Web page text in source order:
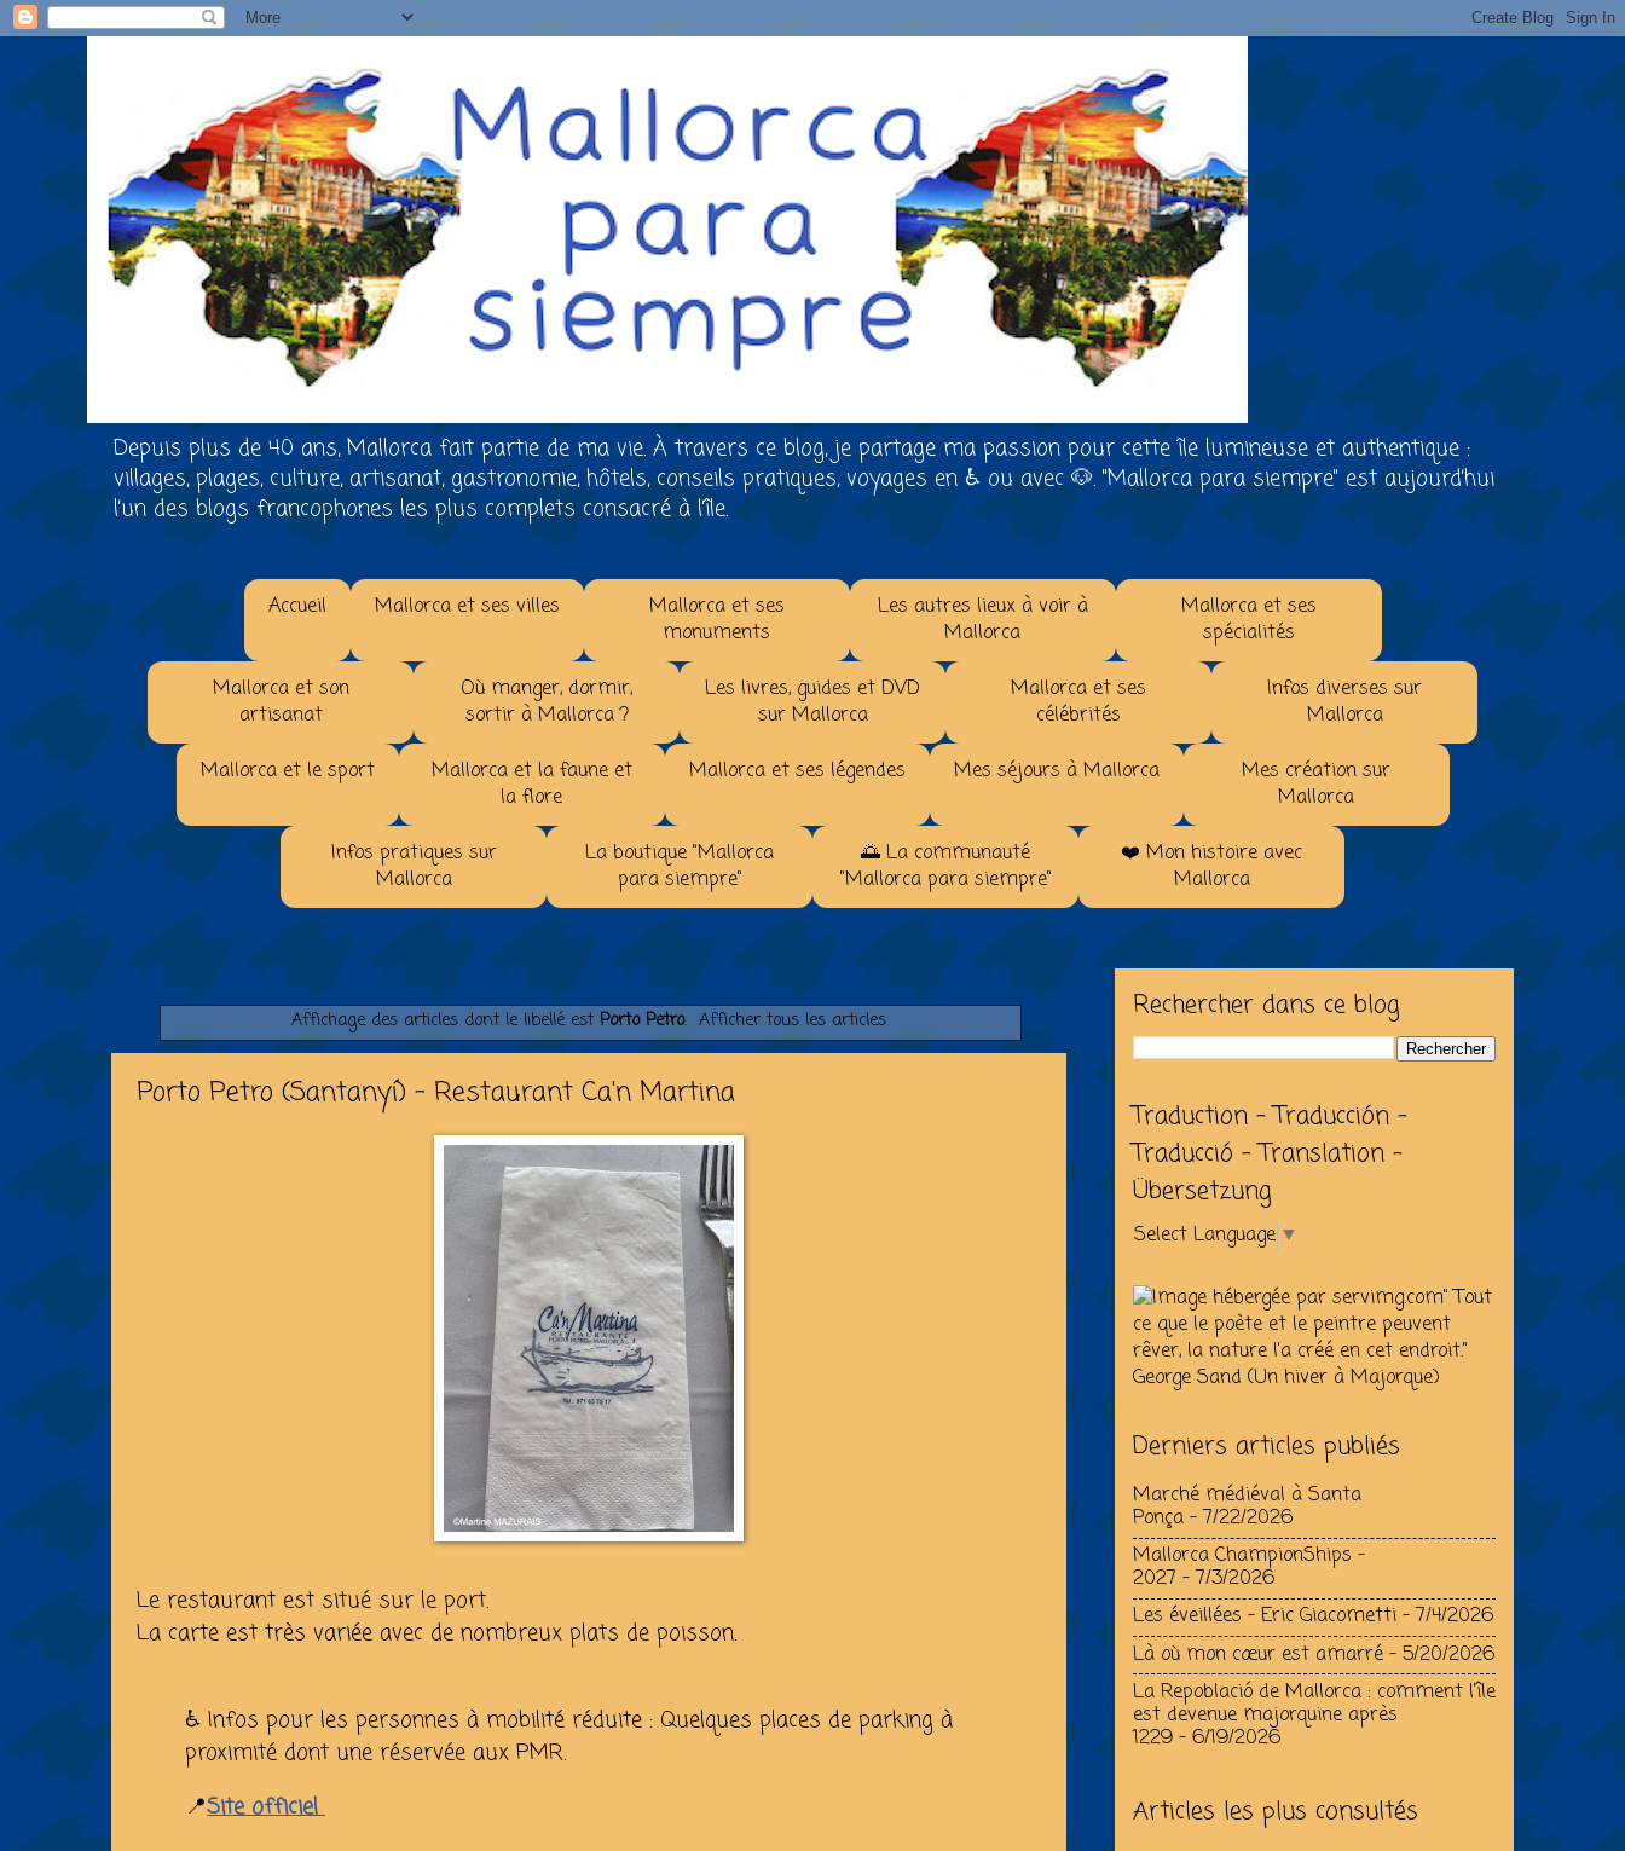
Depuis plus de 40 ans, Mallorca fait partie de ma vie. À travers ce blog, je partage ma passion pour cette île lumineuse et authentique :
villages, plages, culture, artisanat, gastronomie, hôtels, conseils pratiques, voyages en ♿ ou avec 🐶. "Mallorca para siempre" est aujourd’hui
l’un des blogs francophones les plus complets consacré à l’île.
Accueil Mallorca et ses villes
Mallorca et ses
monuments
Les autres lieux à voir à
Mallorca
Mallorca et ses
spécialités
Mallorca et son
artisanat
Où manger, dormir,
sortir à Mallorca ?
Les livres, guides et DVD
sur Mallorca
Mallorca et ses
célébrités
Infos diverses sur
Mallorca
Mallorca et le sport
Mallorca et la faune et
la flore
Mallorca et ses légendes Mes séjours à Mallorca
Mes création sur
Mallorca
Infos pratiques sur
Mallorca
La boutique "Mallorca
para siempre"
🌅 La communauté
"Mallorca para siempre"
❤️ Mon histoire avec
Mallorca
Affichage des articles dont le libellé est Porto Petro. Afficher tous les articles
Porto Petro (Santanyí) - Restaurant Ca'n Martina
Le restaurant est situé sur le port.
La carte est très variée avec de nombreux plats de poisson.
♿ Infos pour les personnes à mobilité réduite : Quelques places de parking à
proximité dont une réservée aux PMR.
📍Site officiel
Rechercher dans ce blog
Traduction - Traducción -
Traducció - Translation -
Übersetzung
Select Language ▼
" Tout
ce que le poète et le peintre peuvent
rêver, la nature l'a créé en cet endroit."
George Sand (Un hiver à Majorque)
Derniers articles publiés
Marché médiéval à Santa
Ponça - 7/22/2026
Mallorca ChampionShips –
2027 - 7/3/2026
Les éveillées - Eric Giacometti - 7/4/2026
Là où mon cœur est amarré - 5/20/2026
La Repoblació de Mallorca : comment l’île
est devenue majorquine après
1229 - 6/19/2026
Articles les plus consultés